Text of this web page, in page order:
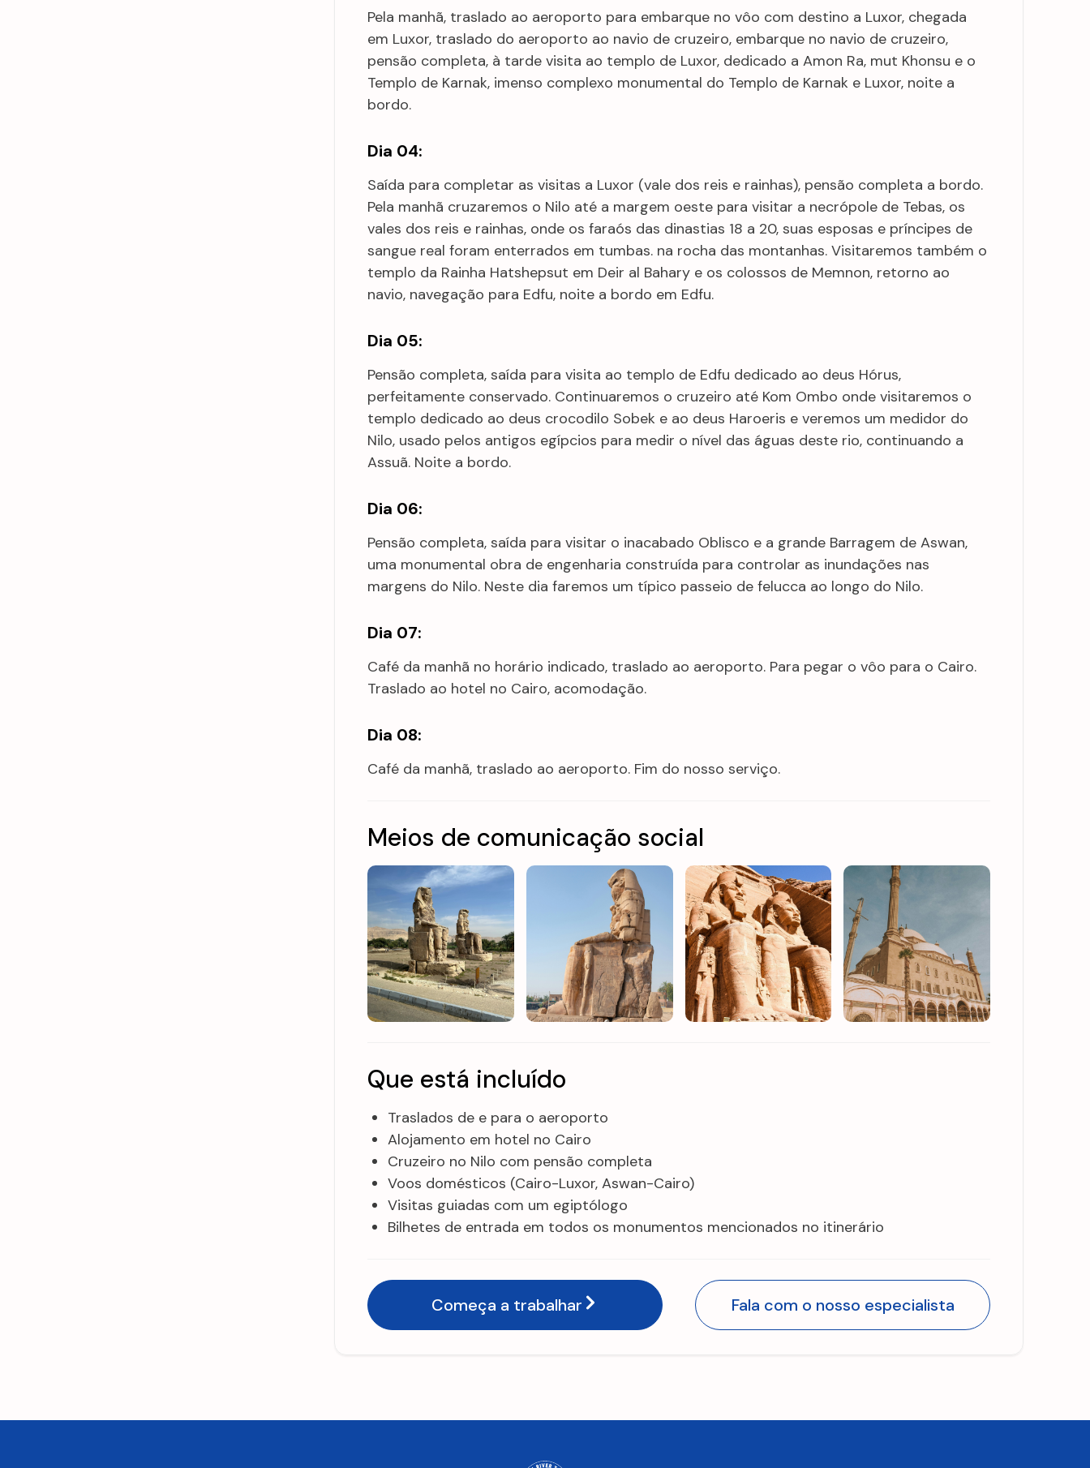
Pela manhã, traslado ao aeroporto para embarque no vôo com destino a Luxor, chegada
em Luxor, traslado do aeroporto ao navio de cruzeiro, embarque no navio de cruzeiro,
pensão completa, à tarde visita ao templo de Luxor, dedicado a Amon Ra, mut Khonsu e o
Templo de Karnak, imenso complexo monumental do Templo de Karnak e Luxor, noite a
bordo.
Dia 04:
Saída para completar as visitas a Luxor (vale dos reis e rainhas), pensão completa a bordo.
Pela manhã cruzaremos o Nilo até a margem oeste para visitar a necrópole de Tebas, os
vales dos reis e rainhas, onde os faraós das dinastias 18 a 20, suas esposas e príncipes de
sangue real foram enterrados em tumbas. na rocha das montanhas. Visitaremos também o
templo da Rainha Hatshepsut em Deir al Bahary e os colossos de Memnon, retorno ao
navio, navegação para Edfu, noite a bordo em Edfu.
Dia 05:
Pensão completa, saída para visita ao templo de Edfu dedicado ao deus Hórus,
perfeitamente conservado. Continuaremos o cruzeiro até Kom Ombo onde visitaremos o
templo dedicado ao deus crocodilo Sobek e ao deus Haroeris e veremos um medidor do
Nilo, usado pelos antigos egípcios para medir o nível das águas deste rio, continuando a
Assuã. Noite a bordo.
Dia 06:
Pensão completa, saída para visitar o inacabado Oblisco e a grande Barragem de Aswan,
uma monumental obra de engenharia construída para controlar as inundações nas
margens do Nilo. Neste dia faremos um típico passeio de felucca ao longo do Nilo.
Dia 07:
Café da manhã no horário indicado, traslado ao aeroporto. Para pegar o vôo para o Cairo.
Traslado ao hotel no Cairo, acomodação.
Dia 08:
Café da manhã, traslado ao aeroporto. Fim do nosso serviço.
Meios de comunicação social
Que está incluído
Traslados de e para o aeroporto
Alojamento em hotel no Cairo
Cruzeiro no Nilo com pensão completa
Voos domésticos (Cairo-Luxor, Aswan-Cairo)
Visitas guiadas com um egiptólogo
Bilhetes de entrada em todos os monumentos mencionados no itinerário
Começa a trabalhar Fala com o nosso especialista